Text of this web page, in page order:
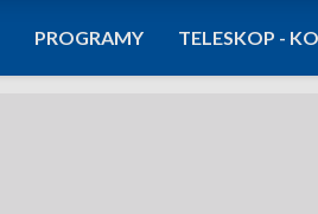
PROGRAMY TELESKOP -